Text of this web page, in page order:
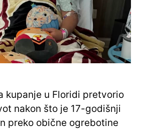
kupanje u Floridi pretvorio
nakon što je 17-godišnji
preko obične ogrebotine